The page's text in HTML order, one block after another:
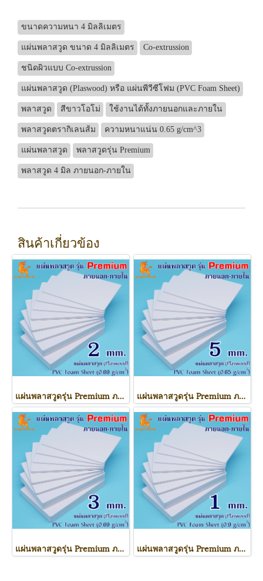
ขนาดความหนา 4 มิลลิเมตร
แผ่นพลาสวูด ขนาด 4 มิลลิเมตร Co-extrussion
ชนิดผิวแบบ Co-extrussion
แผ่นพลาสวูด (Plaswood) หรือ แผ่นพีวีซีโฟม (PVC Foam Sheet)
พลาสวูด สีขาวโอโม่ ใช้งานได้ทั้งภายนอกและภายใน
พลาสวูดตรากิเลนส้ม ความหนาแน่น 0.65 g/cm^3
แผ่นพลาสวูด พลาสวูดรุ่น Premium
พลาสวูด 4 มิล ภายนอก-ภายใน
สินค้าเกี่ยวข้อง
แผ่นพลาสวูดรุ่น Premium ภายนอก-ภายใน (สีขาวโอโม่) 1220*2440*2 mm. แผ่นพลาสวูดรุ่น Premium ภายนอก-ภายใน (สีขาวโอโม่) 1220*2440*5 mm.
แผ่นพลาสวูดรุ่น Premium ภายนอก-ภายใน (สีขาวโอโม่) 1220*2440*3 mm. แผ่นพลาสวูดรุ่น Premium ภายนอก-ภายใน (สีขาวโอโม่) 1220*2440*1 mm.